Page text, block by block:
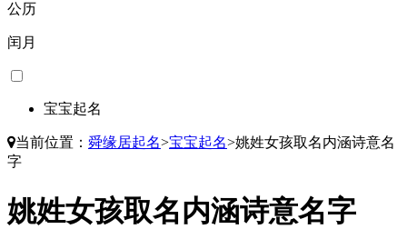
公历
闰月
宝宝起名
当前位置： 舜缘居起名>宝宝起名>姚姓女孩取名内涵诗意名
字
姚姓女孩取名内涵诗意名字